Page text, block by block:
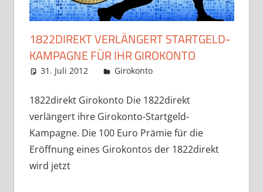
1822DIREKT VERLÄNGERT STARTGELD-
KAMPAGNE FÜR IHR GIROKONTO
31. Juli 2012 admin
Girokonto
1822direkt Girokonto Die 1822direkt
verlängert ihre Girokonto-Startgeld-
Kampagne. Die 100 Euro Prämie für die
Eröffnung eines Girokontos der 1822direkt
wird jetzt